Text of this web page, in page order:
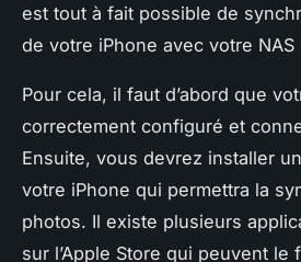
est tout à fait possible de
de votre iPhone avec votre
Pour cela, il faut d’abord que
correctement configuré et
Ensuite, vous devrez installer
votre iPhone qui permettra la
photos. Il existe plusieurs
sur l’Apple Store qui peuvent le